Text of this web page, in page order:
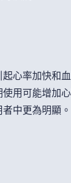
心率加快和
用可能增加
中更為明顯。